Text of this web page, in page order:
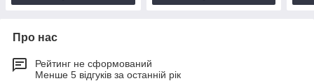
Про нас
Рейтинг не сформований
Менше 5 відгуків за останній рік